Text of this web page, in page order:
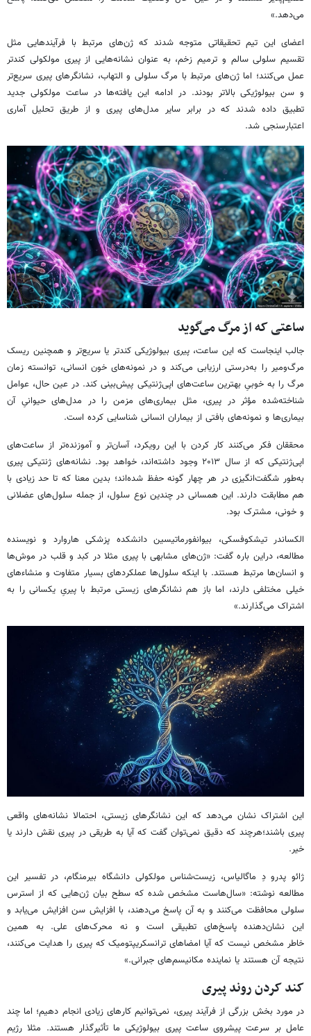
می‌دهد.»
اعضای این تیم تحقیقاتی متوجه شدند که ژن‌های مرتبط با فرآیندهایی مثل
تقسیم سلولی سالم و ترمیم زخم، به عنوان نشانه‌هایی از پیری مولکولی کندتر
عمل می‌کنند؛ اما ژن‌های مرتبط با مرگ سلولی و التهاب، نشانگرهای پیری سریع‌تر
و سن بیولوژیکی بالاتر بودند. در ادامه این یافته‌ها در ساعت مولکولی جدید
تطبیق داده شدند که در برابر سایر مدل‌های پیری و از طریق تحلیل آماری
اعتبارسنجی شد.
ساعتی که از مرگ می‌گوید
جالب اینجاست که این ساعت، پیری بیولوژیکی کندتر یا سریع‌تر و همچنین ریسک
مرگ‌ومیر را به‌درستی ارزیابی می‌کند و در نمونه‌های خون انسانی، توانسته زمان
مرگ را به خوبیِ بهترین ساعت‌های اپی‌ژنتیکی پیش‌بینی کند. در عین حال، عوامل
شناخته‌شده مؤثر در پیری، مثل بیماری‌های مزمن را در مدل‌های حیوانیِ آن
بیماری‌ها و نمونه‌های بافتی از بیماران انسانی شناسایی کرده است.
محققان فکر می‌کنند کار کردن با این رویکرد، آسان‌تر و آموزنده‌تر از ساعت‌های
اپی‌ژنتیکی که از سال ۲۰۱۳ وجود داشته‌اند، خواهد بود. نشانه‌های ژنتیکی پیری
به‌طور شگفت‌انگیزی در هر چهار گونه حفظ شده‌اند؛ بدین معنا که تا حد زیادی با
هم مطابقت دارند. این همسانی در چندین نوع سلول، از جمله سلول‌های عضلانی
و خونی، مشترک بود.
الکساندر تیشکوفسکی، بیوانفورماتیسین دانشکده پزشکی هاروارد و نویسنده
مطالعه، دراین باره گفت: «ژن‌های مشابهی با پیری مثلا در کبد و قلب در موش‌ها
و انسان‌ها مرتبط هستند. با اینکه سلول‌ها عملکردهای بسیار متفاوت و منشاءهای
خیلی مختلفی دارند، اما باز هم نشانگرهای زیستی مرتبط با پیریِ یکسانی را به
اشتراک می‌گذارند.»
این اشتراک نشان می‌دهد که این نشانگرهای زیستی، احتمالا نشانه‌های واقعی
پیری باشند؛هرچند که دقیق نمی‌توان گفت که آیا به طریقی در پیری نقش دارند یا
خیر.
ژائو پدرو دِ ماگالیاس، زیست‌شناس مولکولی دانشگاه بیرمنگام، در تفسیر این
مطالعه نوشته: «سال‌هاست مشخص شده که سطح بیان ژن‌هایی که از استرس
سلولی محافظت می‌کنند و به آن پاسخ می‌دهند، با افزایش سن افزایش می‌یابد و
این نشان‌دهنده پاسخ‌های تطبیقی است و نه محرک‌های علی. به همین
خاطر مشخص نیست که آیا امضاهای ترانسکریپتومیک که پیری را هدایت می‌کنند،
نتیجه آن هستند یا نماینده مکانیسم‌های جبرانی.»
کند کردن روند پیری
در مورد بخش بزرگی از فرآیند پیری، نمی‌توانیم کارهای زیادی انجام دهیم؛ اما چند
عامل بر سرعت پیشروی ساعت‌ پیری بیولوژیکی ما تأثیرگذار هستند. مثلا رژیم